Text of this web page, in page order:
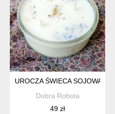
GOŹDZIKÓW Z BERGAMOTĄ,
UROCZA ŚWIECA SOJOWA O
Dobra Robota
49 zł